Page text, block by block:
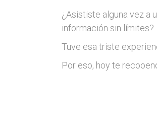
¿Asististe alguna vez a
información sin límites?
Tuve esa triste
Por eso, hoy te